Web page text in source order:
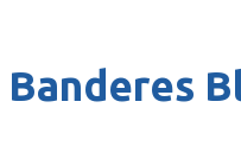
Banderes